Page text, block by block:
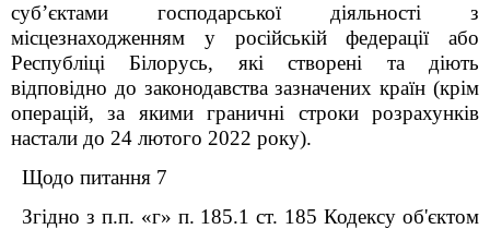
суб’єктами господарської діяльності з
місцезнаходженням у російській федерації або
Республіці Білорусь, які створені та діють
відповідно до законодавства зазначених країн (крім
операцій, за якими граничні строки розрахунків
настали до 24 лютого 2022 року).
Щодо питання 7
Згідно з п.п. «г» п. 185.1 ст. 185 Кодексу об'єктом